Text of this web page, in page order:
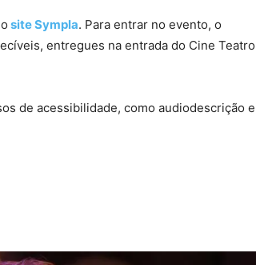
site Sympla. Para entrar no evento, o
entregues na entrada do Cine Teatro
de acessibilidade, como audiodescrição e